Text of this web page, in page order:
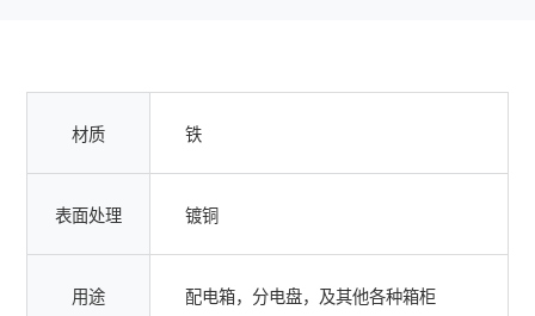
材质 铁
表面处理 镀铜
用途 配电箱，分电盘，及其他各种箱柜